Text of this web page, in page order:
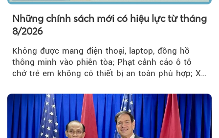
Những chính sách mới có hiệu lực từ tháng
8/2026
Không được mang điện thoại, laptop, đồng hồ
thông minh vào phiên tòa; Phạt cảnh cáo ô tô
chở trẻ em không có thiết bị an toàn phù hợp; Xe
với Bộ Công an… là những chính sách mới có
hiệu lực từ tháng 8/2026.